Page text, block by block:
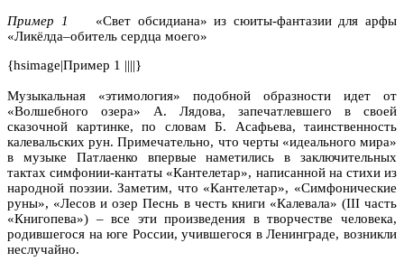
Пример 1
«Свет обсидиана» из сюиты-фантазии для арфы
«Ликёлда–обитель сердца моего»
{hsimage|Пример 1 ||||}
Музыкальная «этимология» подобной образности идет от
«Волшебного озера» А. Лядова, запечатлевшего в своей
сказочной картинке, по словам Б. Асафьева, таинственность
калевальских рун. Примечательно, что черты «идеального мира»
в музыке Патлаенко впервые наметились в заключительных
тактах симфонии-кантаты «Кантелетар», написанной на стихи из
народной поэзии. Заметим, что «Кантелетар», «Симфонические
руны», «Лесов и озер Песнь в честь книги «Калевала» (III часть
«Книгопева») – все эти произведения в творчестве человека,
родившегося на юге России, учившегося в Ленинграде, возникли
неслучайно.